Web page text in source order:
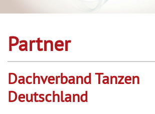
Partner
Dachverband Tanzen
Deutschland